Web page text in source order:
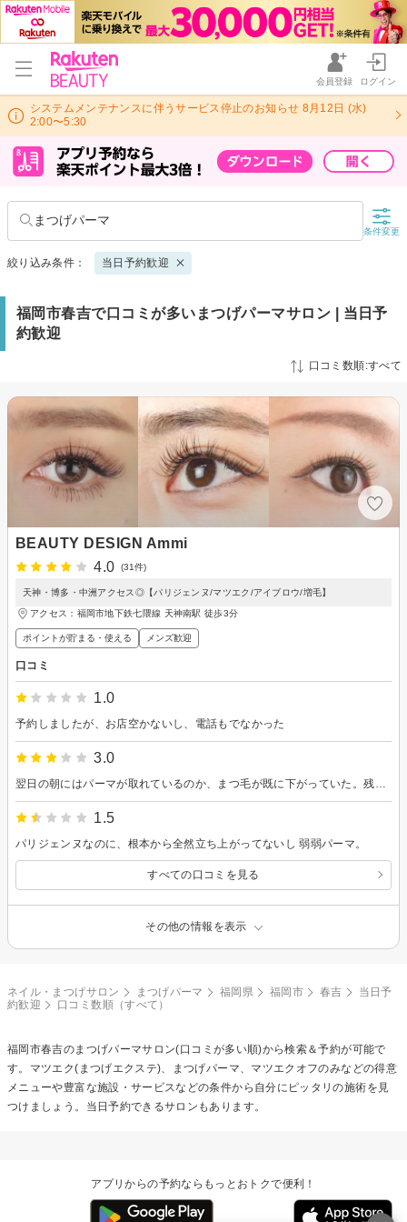
会員登録 ログイン
システムメンテナンスに伴うサービス停止のお知らせ 8月12日 (水)
2:00〜5:30
まつげパーマ
条件変更
絞り込み条件： 当日予約歓迎
福岡市春吉で口コミが多いまつげパーマサロン | 当日予
約歓迎
口コミ数順:すべて
BEAUTY DESIGN Ammi
4.0
(31件)
天神・博多・中洲アクセス◎【パリジェンヌ/マツエク/アイブロウ/増毛】
アクセス：福岡市地下鉄七隈線 天神南駅 徒歩3分
ポイントが貯まる・使える メンズ歓迎
口コミ
1.0
予約しましたが、お店空かないし、電話もでなかった
3.0
1.5
パリジェンヌなのに、根本から全然立ち上がってないし 弱弱パーマ。
すべての口コミを見る
その他の情報を表示
ネイル・まつげサロン まつげパーマ 福岡県 福岡市 春吉
当日予
約歓迎
口コミ数順（すべて）
福岡市春吉のまつげパーマサロン(口コミが多い順)から検索＆予約が可能で
す。マツエク(まつげエクステ)、まつげパーマ、マツエクオフのみなどの得意
メニューや豊富な施設・サービスなどの条件から自分にピッタリの施術を見
つけましょう。当日予約できるサロンもあります。
アプリからの予約ならもっとおトクで便利！